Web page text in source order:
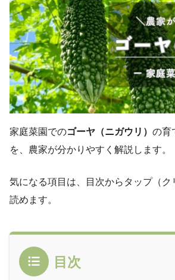
家庭菜園でのゴーヤ（ニガウリ） の育
を、農家が分かりやすく解説します。
気になる項目は、目次からタップ（ク
読めます。
目次